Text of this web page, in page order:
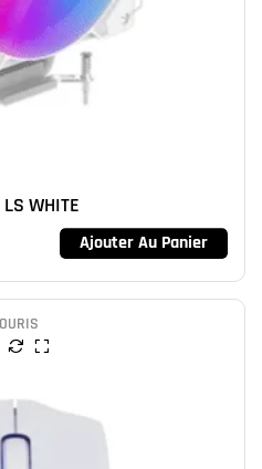
WHITE
Ajouter Au Panier